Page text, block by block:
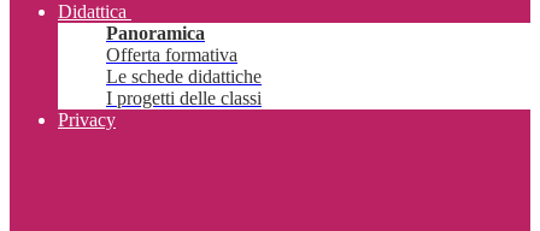
Didattica
Panoramica
Offerta formativa
Le schede didattiche
I progetti delle classi
Privacy